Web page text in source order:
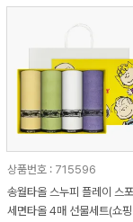
상품번호 : 715596
송월타올 스누피 플레이 스
세면타올 4매 선물세트(쇼